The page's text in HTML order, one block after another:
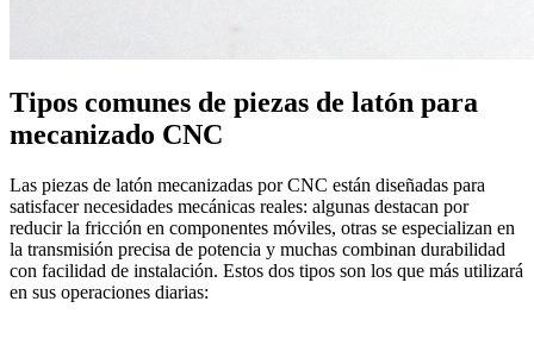
Tipos comunes de piezas de latón para
mecanizado CNC
Las piezas de latón mecanizadas por CNC están diseñadas para
satisfacer necesidades mecánicas reales: algunas destacan por
reducir la fricción en componentes móviles, otras se especializan en
la transmisión precisa de potencia y muchas combinan durabilidad
con facilidad de instalación. Estos dos tipos son los que más utilizará
en sus operaciones diarias: